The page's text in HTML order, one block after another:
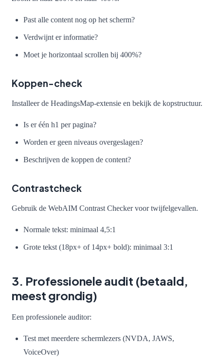
Past alle content nog op het scherm?
Verdwijnt er informatie?
Moet je horizontaal scrollen bij 400%?
Koppen-check
Installeer de HeadingsMap-extensie en bekijk de kopstructuur.
Is er één h1 per pagina?
Worden er geen niveaus overgeslagen?
Beschrijven de koppen de content?
Contrastcheck
Gebruik de WebAIM Contrast Checker voor twijfelgevallen.
Normale tekst: minimaal 4,5:1
Grote tekst (18px+ of 14px+ bold): minimaal 3:1
3. Professionele audit (betaald,
meest grondig)
Een professionele auditor:
Test met meerdere schermlezers (NVDA, JAWS,
VoiceOver)